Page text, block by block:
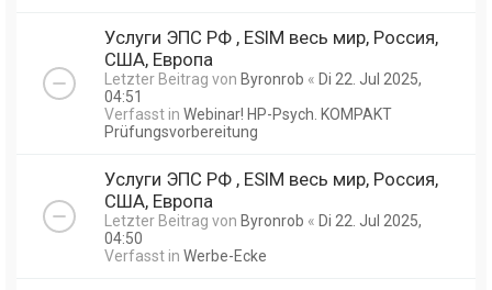
Услуги ЭПС РФ , ESIM весь мир, Россия,
США, Европа
Letzter Beitrag von Byronrob « Di 22. Jul 2025,
04:51
Verfasst in Webinar! HP-Psych. KOMPAKT
Prüfungsvorbereitung
Услуги ЭПС РФ , ESIM весь мир, Россия,
США, Европа
Letzter Beitrag von Byronrob « Di 22. Jul 2025,
04:50
Verfasst in Werbe-Ecke